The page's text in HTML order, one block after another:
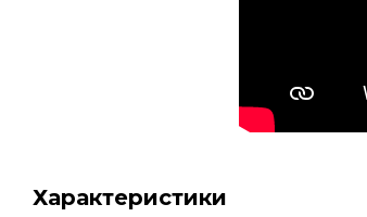
Характеристики